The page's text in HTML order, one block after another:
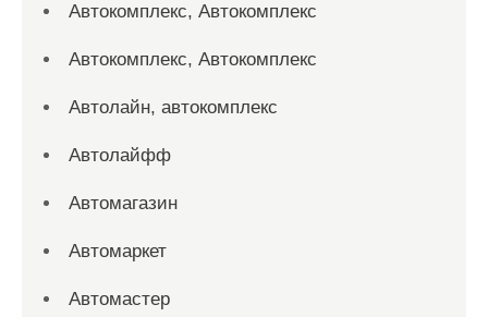
Автокомплекс, Автокомплекс
Автокомплекс, Автокомплекс
Автолайн, автокомплекс
Автолайфф
Автомагазин
Автомаркет
Автомастер